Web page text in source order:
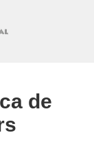
de